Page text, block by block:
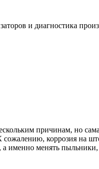
и диагностика
причинам, но
сожалению, коррозия на
а именно менять